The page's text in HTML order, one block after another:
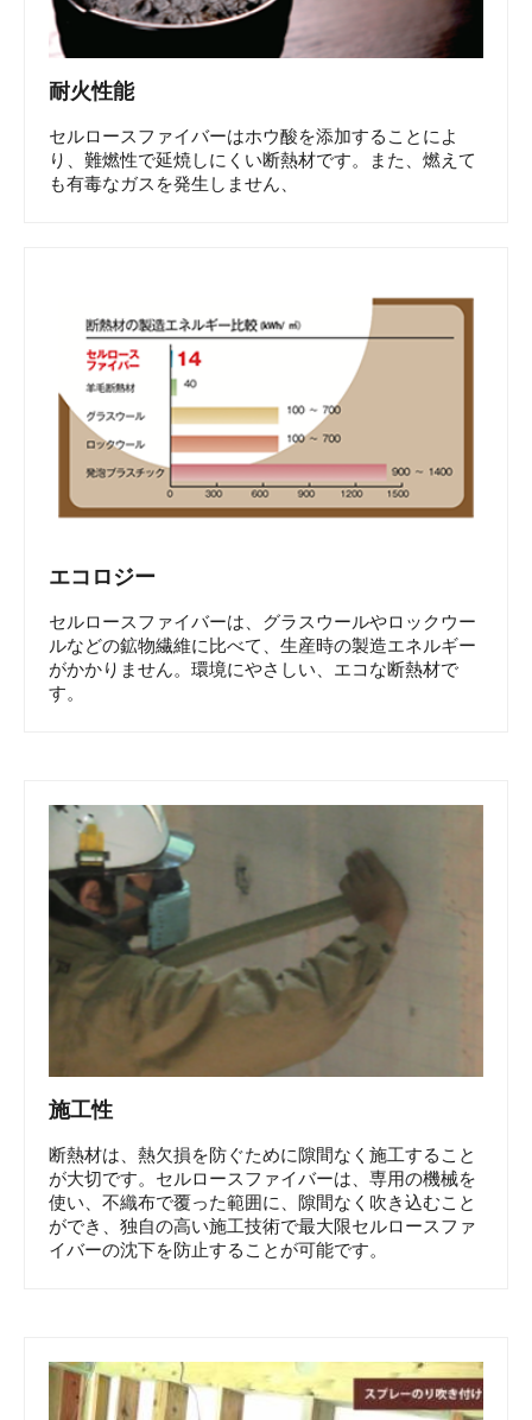
耐火性能
セルロースファイバーはホウ酸を添加することによ
り、難燃性で延焼しにくい断熱材です。また、燃えて
も有毒なガスを発生しません、
エコロジー
セルロースファイバーは、グラスウールやロックウー
ルなどの鉱物繊維に比べて、生産時の製造エネルギー
がかかりません。環境にやさしい、エコな断熱材で
す。
施工性
断熱材は、熱欠損を防ぐために隙間なく施工すること
が大切です。セルロースファイバーは、専用の機械を
使い、不織布で覆った範囲に、隙間なく吹き込むこと
ができ、独自の高い施工技術で最大限セルロースファ
イバーの沈下を防止することが可能です。